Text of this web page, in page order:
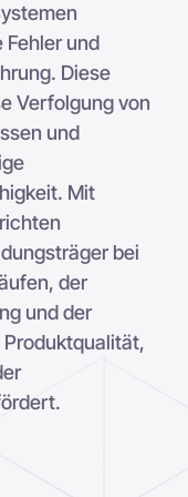
Fehler und
Diese
Verfolgung von
und
Mit
bei
der
und der
Produktqualität,